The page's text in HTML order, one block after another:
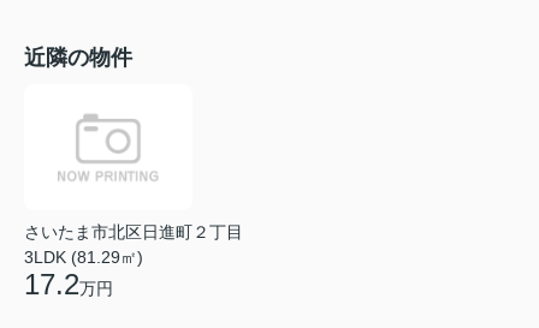
近隣の物件
さいたま市北区日進町２丁目
3LDK (81.29㎡)
17.2万円